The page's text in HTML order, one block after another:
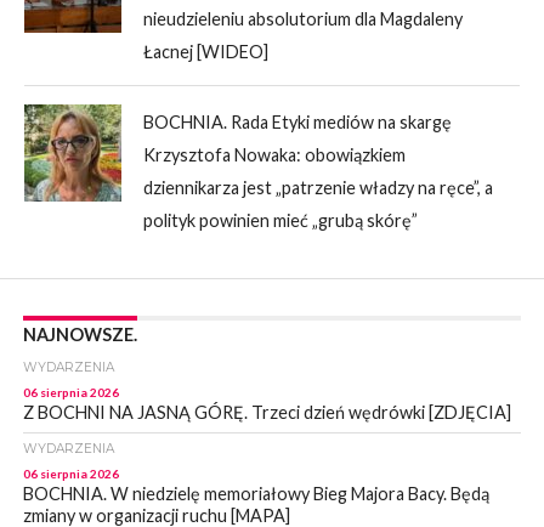
nieudzieleniu absolutorium dla Magdaleny
Łacnej [WIDEO]
BOCHNIA. Rada Etyki mediów na skargę
Krzysztofa Nowaka: obowiązkiem
dziennikarza jest „patrzenie władzy na ręce”, a
polityk powinien mieć „grubą skórę”
NAJNOWSZE.
WYDARZENIA
06 sierpnia 2026
Z BOCHNI NA JASNĄ GÓRĘ. Trzeci dzień wędrówki [ZDJĘCIA]
WYDARZENIA
06 sierpnia 2026
BOCHNIA. W niedzielę memoriałowy Bieg Majora Bacy. Będą
zmiany w organizacji ruchu [MAPA]